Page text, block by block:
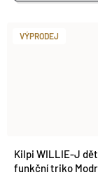
VÝPRODEJ
Kilpi WILLIE-J
funkční triko